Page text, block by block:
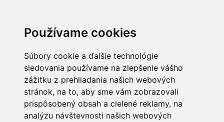
Používame cookies
Súbory cookie a ďalšie technológie
sledovania používame na zlepšenie vášho
zážitku z prehliadania našich webových
stránok, na to, aby sme vám zobrazovali
prispôsobený obsah a cielené reklamy, na
analýzu návštevnosti našich webových